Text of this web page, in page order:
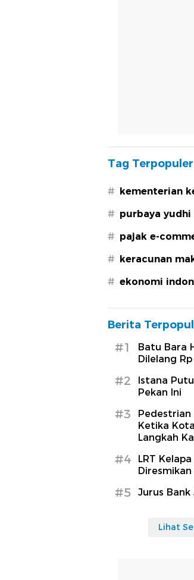
Tag Terpopuler
# kementerian
# purbaya yudhi
# pajak e-
# keracunan
# ekonomi
Berita
#1
Batu Bara
Dilelang
#2
Istana
Pekan Ini
#3
Pedestrian
Ketika
Langkah
#4
LRT
#5 Jurus Bank
Lihat